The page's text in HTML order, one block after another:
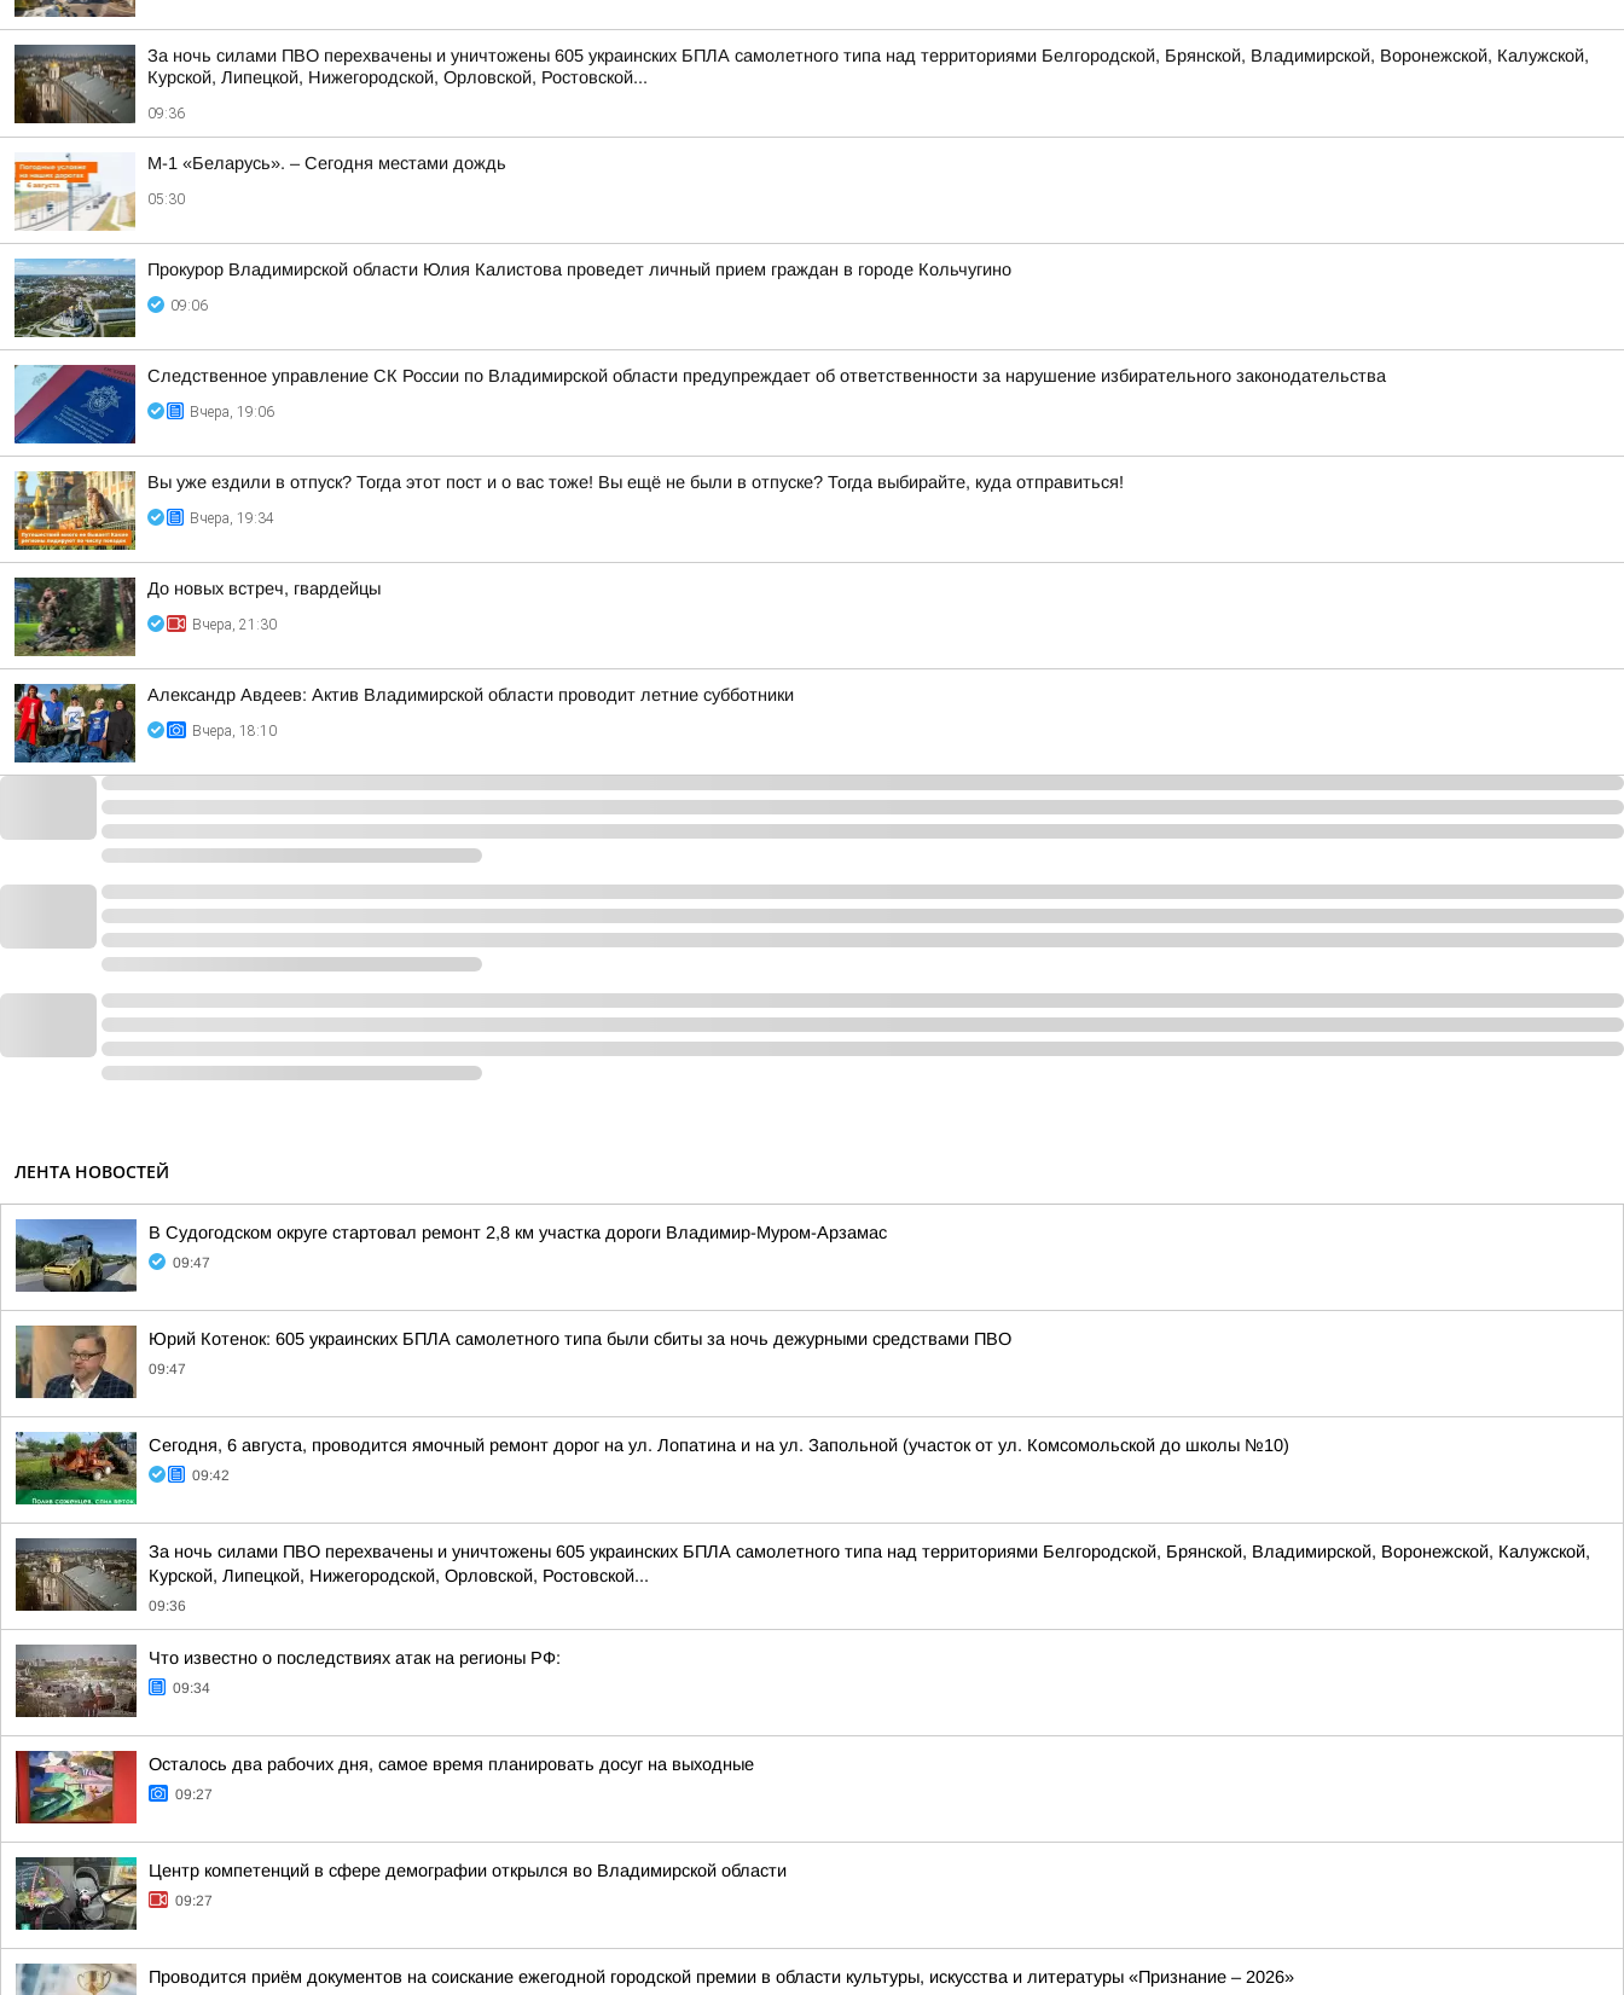
За ночь силами ПВО перехвачены и уничтожены 605 украинских БПЛА самолетного типа над территориями Белгородской, Брянской, Владимирской, Воронежской, Калужской,
Курской, Липецкой, Нижегородской, Орловской, Ростовской...
09:36
М-1 «Беларусь». – Сегодня местами дождь
05:30
Прокурор Владимирской области Юлия Калистова проведет личный прием граждан в городе Кольчугино
09:06
Следственное управление СК России по Владимирской области предупреждает об ответственности за нарушение избирательного законодательства
Вчера, 19:06
Вы уже ездили в отпуск? Тогда этот пост и о вас тоже! Вы ещё не были в отпуске? Тогда выбирайте, куда отправиться!
Вчера, 19:34
До новых встреч, гвардейцы
Вчера, 21:30
Александр Авдеев: Актив Владимирской области проводит летние субботники
Вчера, 18:10
ЛЕНТА НОВОСТЕЙ
В Судогодском округе стартовал ремонт 2,8 км участка дороги Владимир-Муром-Арзамас
09:47
Юрий Котенок: 605 украинских БПЛА самолетного типа были сбиты за ночь дежурными средствами ПВО
09:47
Сегодня, 6 августа, проводится ямочный ремонт дорог на ул. Лопатина и на ул. Запольной (участок от ул. Комсомольской до школы №10)
09:42
За ночь силами ПВО перехвачены и уничтожены 605 украинских БПЛА самолетного типа над территориями Белгородской, Брянской, Владимирской, Воронежской, Калужской,
Курской, Липецкой, Нижегородской, Орловской, Ростовской...
09:36
Что известно о последствиях атак на регионы РФ:
09:34
Осталось два рабочих дня, самое время планировать досуг на выходные
09:27
Центр компетенций в сфере демографии открылся во Владимирской области
09:27
Проводится приём документов на соискание ежегодной городской премии в области культуры, искусства и литературы «Признание – 2026»